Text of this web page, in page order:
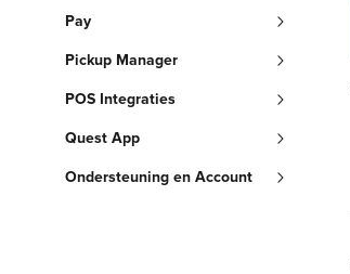
Pay
Pickup Manager
POS Integraties
Quest App
Ondersteuning en Account